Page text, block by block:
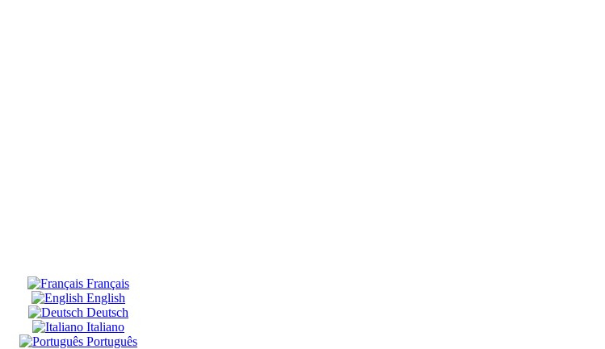
Français
English
Deutsch
Italiano
Português